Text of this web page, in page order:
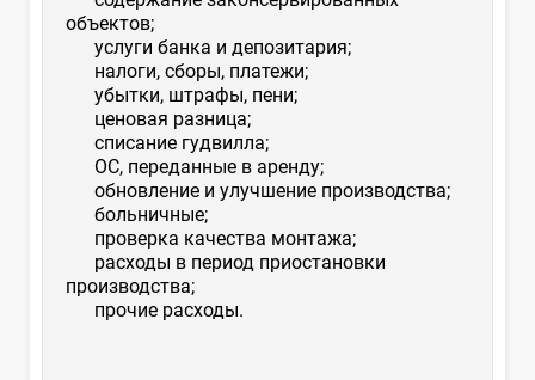
объектов;
услуги банка и депозитария;
налоги, сборы, платежи;
убытки, штрафы, пени;
ценовая разница;
списание гудвилла;
ОС, переданные в аренду;
обновление и улучшение производства;
больничные;
проверка качества монтажа;
расходы в период приостановки
производства;
прочие расходы.